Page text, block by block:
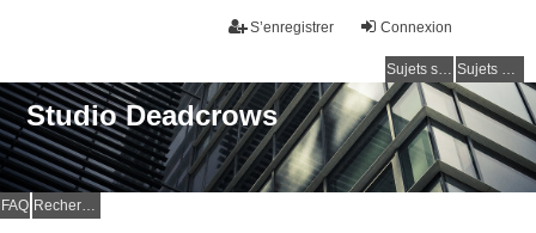
Connexion
S’enregistrer
Sujets sans réponse Sujets actifs
Studio Deadcrows
FAQ Rechercher